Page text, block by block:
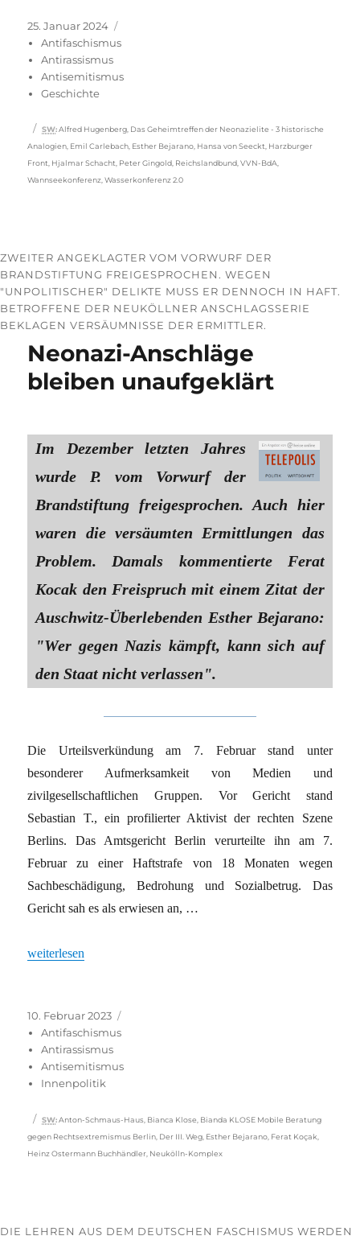
Veröffentlicht
am
25. Januar 2024
Antifaschismus
Antirassismus
Antisemitismus
Geschichte
Schlagwörter
SW: Alfred Hugenberg, Das Geheimtreffen der Neonazielite - 3 historische
Analogien, Emil Carlebach, Esther Bejarano, Hansa von Seeckt, Harzburger
Front, Hjalmar Schacht, Peter Gingold, Reichslandbund,VVN-BdA,
Wannseekonferenz,Wasserkonferenz 2.0
ZWEITER ANGEKLAGTER VOM VORWURF DER
BRANDSTIFTUNG FREIGESPROCHEN. WEGEN
"UNPOLITISCHER" DELIKTE MUSS ER DENNOCH IN HAFT.
BETROFFENE DER NEUKÖLLNER ANSCHLAGSSERIE
BEKLAGEN VERSÄUMNISSE DER ERMITTLER.
Neonazi-Anschläge
bleiben unaufgeklärt
Im Dezember letzten Jahres
wurde P. vom Vorwurf der
Brandstiftung freigesprochen. Auch hier
waren die versäumten Ermittlungen das
Problem. Damals kommentierte Ferat
Kocak den Freispruch mit einem Zitat der
Auschwitz-Überlebenden Esther Bejarano:
"Wer gegen Nazis kämpft, kann sich auf
den Staat nicht verlassen".
Die Urteilsverkündung am 7. Februar stand unter
besonderer Aufmerksamkeit von Medien und
zivilgesellschaftlichen Gruppen. Vor Gericht stand
Sebastian T., ein profilierter Aktivist der rechten Szene
Berlins. Das Amtsgericht Berlin verurteilte ihn am 7.
Februar zu einer Haftstrafe von 18 Monaten wegen
Sachbeschädigung, Bedrohung und Sozialbetrug. Das
Gericht sah es als erwiesen an, …
„Neonazi-Anschläge bleiben unaufgeklärt“
weiterlesen
Veröffentlicht
am
10. Februar 2023
Antifaschismus
Antirassismus
Antisemitismus
Innenpolitik
Schlagwörter
SW: Anton-Schmaus-Haus Bianca Klose Bianda KLOSE Mobile Beratung
gegen Rechtsextremismus Berlin Der III. Weg Esther Bejarano Ferat Koçak
Heinz Ostermann Buchhändler Neukölln-Komplex
DIE LEHREN AUS DEM DEUTSCHEN FASCHISMUS WERDEN